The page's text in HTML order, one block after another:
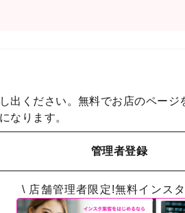
出ください。無料でお店のページ
なります。
管理者登録
\ 店舗管理者限定!無料インス